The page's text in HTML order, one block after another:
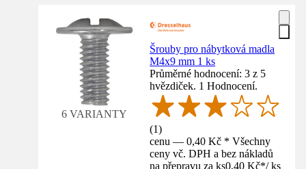
6 VARIANTY
Šrouby pro nábytková madla
M4x9 mm 1 ks
Průměrné hodnocení: 3 z 5
hvězdiček. 1 Hodnocení.
(1)
cenu — 0,40 Kč * Všechny
ceny vč. DPH a bez nákladů
na přepravu za ks0,40 Kč*/ ks